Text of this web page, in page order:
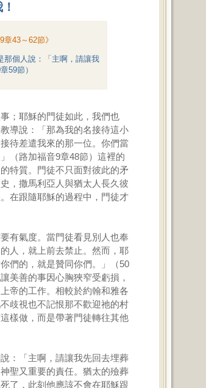
章43～62節》
那個人說：「主啊，請讓我
59節）
；耶穌的門徒如此，我們也
導說：「那為我的名接待這小
待差遣我來的那一位。你們當
（路加福音9章48節）這裡的
特質。門徒不只面對彼此的矛
，撒馬利亞人與猶太人長久彼
在跟隨耶穌的過程中，門徒才
有氣度。當門徒看見別人也奉
人，就上前去禁止。然而，耶
們的，就是贊同你們。」（50
美善的事因心胸狹窄受虧損，
帝的工作。相較於約翰和雅各
歧視也不記恨那不歡迎祂的村
樣做，而是帶著門徒轉往其他
：「主啊，請讓我先回去埋葬
聖又重要的責任。猶太的殮葬
了，此刻他應該不會在耶穌跟